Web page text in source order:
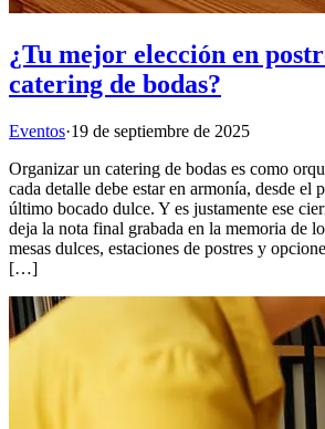
¿Tu mejor elección en
catering de bodas?
Eventos·19 de septiembre de 2025
Organizar un catering de bodas es como
cada detalle debe estar en armonía, desde el
último bocado dulce. Y es justamente ese
deja la nota final grabada en la memoria de
mesas dulces, estaciones de postres y
[…]